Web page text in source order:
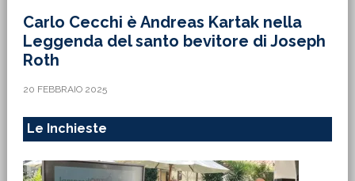
Carlo Cecchi è Andreas Kartak nella
Leggenda del santo bevitore di Joseph
Roth
20 FEBBRAIO 2025
Le Inchieste